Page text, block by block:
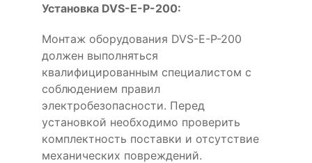
Установка DVS-E-P-200:
Монтаж оборудования DVS-E-P-200
должен выполняться
квалифицированным специалистом с
соблюдением правил
электробезопасности. Перед
установкой необходимо проверить
комплектность поставки и отсутствие
механических повреждений.